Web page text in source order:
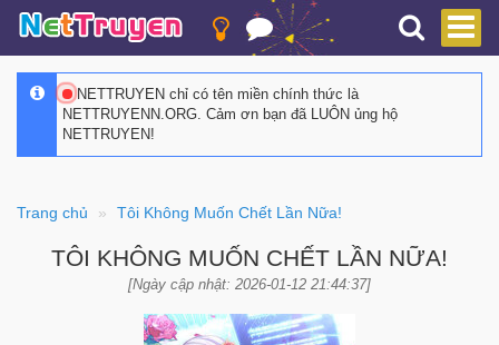
NETTRUYEN chỉ có tên miền chính thức là
NETTRUYENN.ORG. Cảm ơn bạn đã LUÔN ủng hộ
NETTRUYEN!
Trang chủ Tôi Không Muốn Chết Lần Nữa!
TÔI KHÔNG MUỐN CHẾT LẦN NỮA!
[Ngày cập nhật: 2026-01-12 21:44:37]